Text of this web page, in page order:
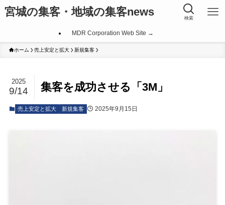
宮城の集客・地域の集客news 検索
MDR Corporation Web Site →
ホーム 売上安定と拡大 新規集客
集客を成功させる「3M」
2025
9/14
売上安定と拡大 新規集客 2025年9月15日